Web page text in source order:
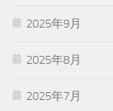
2025年9月
2025年8月
2025年7月